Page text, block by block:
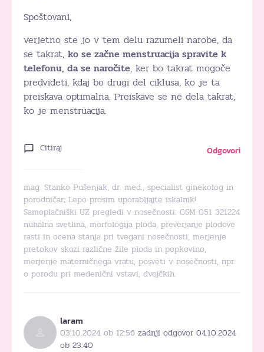
Spoštovani,
verjetno ste jo v tem delu razumeli narobe, da
se takrat, ko se začne menstruacija spravite k
telefonu, da se naročite, ker bo takrat mogoče
predvideti, kdaj bo drugi del ciklusa, ko je ta
preiskava optimalna. Preiskave se ne dela takrat,
ko je menstruacija.
Citiraj Odgovori
mag. Stanko Pušenjak, dr. med., specialist ginekolog in
porodničar; Lepo prosim uporabljajte iskalnik!
Samoplačniški UZ pregledi v nosečnosti: GSM 051 321224
nuhalna svetlina, morfologija ploda, preverjanje plodove
rasti in ocena stanja pri tvegani nosečnosti, merjenje
pretokov skozi različne žile ploda in popkovino,
merjenje materničnega vratu, posveti v nosečnosti, npr.
o porodu pri medenični vstavi, dvojčkih.
laram
03.10.2024 ob 12:56 zadnji odgovor 04.10.2024
ob 23:40